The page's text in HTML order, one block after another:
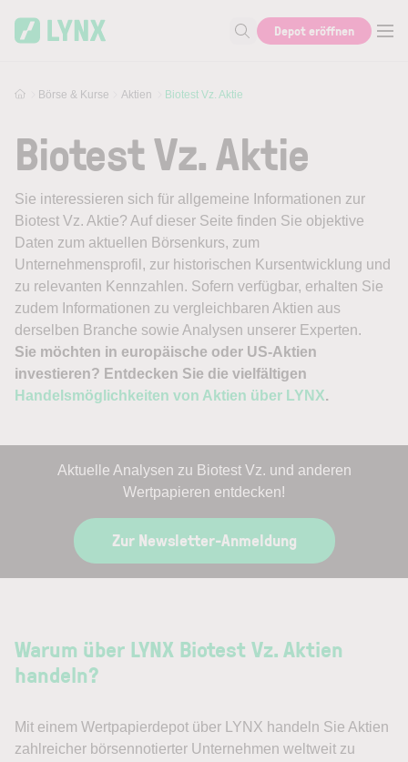
Suche nach Aktie, Autor...
Depot eröffnen
Börse & Kurse Aktien Biotest Vz. Aktie
Biotest Vz. Aktie
Sie interessieren sich für allgemeine Informationen zur
Biotest Vz. Aktie? Auf dieser Seite finden Sie objektive
Daten zum aktuellen Börsenkurs, zum
Unternehmensprofil, zur historischen Kursentwicklung und
zu relevanten Kennzahlen. Sofern verfügbar, erhalten Sie
zudem Informationen zu vergleichbaren Aktien aus
derselben Branche sowie Analysen unserer Experten.
Sie möchten in europäische oder US-Aktien
investieren? Entdecken Sie die vielfältigen
Handelsmöglichkeiten von Aktien über LYNX.
Aktuelle Analysen zu Biotest Vz. und anderen
Wertpapieren entdecken!
Zur Newsletter-Anmeldung
Warum über LYNX Biotest Vz. Aktien
handeln?
Mit einem Wertpapierdepot über LYNX handeln Sie Aktien
zahlreicher börsennotierter Unternehmen weltweit zu